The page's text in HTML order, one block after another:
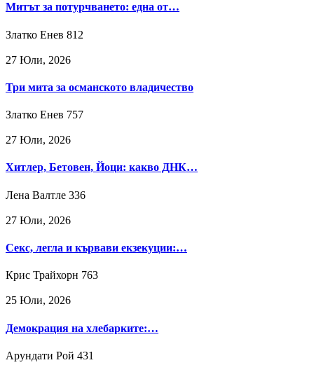
Митът за потурчването: една от…
Златко Енев 812
27 Юли, 2026
Три мита за османското владичество
Златко Енев 757
27 Юли, 2026
Хитлер, Бетовен, Йоци: какво ДНК…
Лена Валтле 336
27 Юли, 2026
Секс, легла и кървави екзекуции:…
Крис Трайхорн 763
25 Юли, 2026
Демокрация на хлебарките:…
Арундати Рой 431